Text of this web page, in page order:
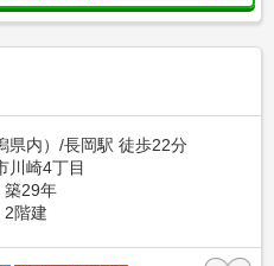
県内）/長岡駅 徒歩22分
川崎4丁目
築29年
2階建